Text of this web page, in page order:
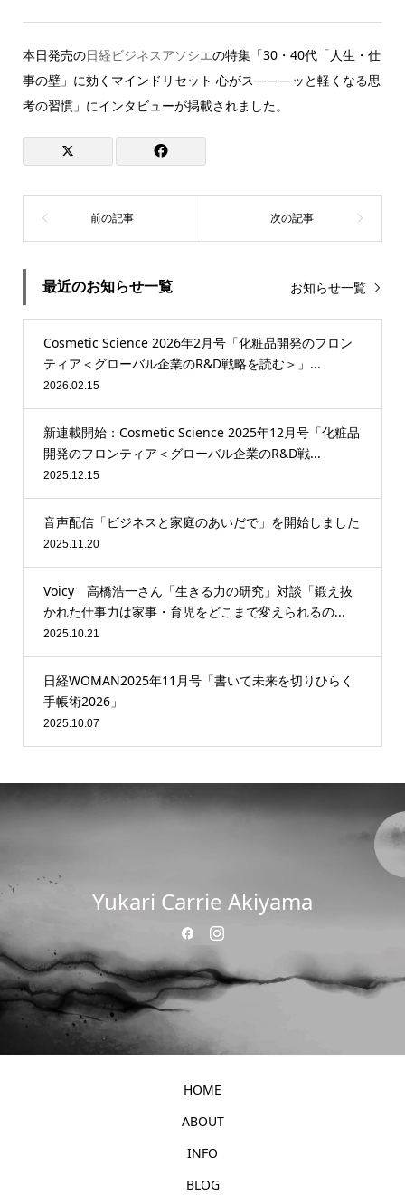
本日発売の日経ビジネスアソシエの特集「30・40代「人生・仕
事の壁」に効くマインドリセット 心がス―――ッと軽くなる思
考の習慣」にインタビューが掲載されました。
最近のお知らせ一覧 お知らせ一覧
Cosmetic Science 2026年2月号「化粧品開発のフロン
ティア＜グローバル企業のR&D戦略を読む＞」...
2026.02.15
新連載開始：Cosmetic Science 2025年12月号「化粧品
開発のフロンティア＜グローバル企業のR&D戦...
2025.12.15
音声配信「ビジネスと家庭のあいだで」を開始しました
2025.11.20
Voicy 高橋浩一さん「生きる力の研究」対談「鍛え抜
かれた仕事力は家事・育児をどこまで変えられるの...
2025.10.21
日経WOMAN2025年11月号「書いて未来を切りひらく
手帳術2026」
2025.10.07
Yukari Carrie Akiyama
HOME
ABOUT
INFO
BLOG